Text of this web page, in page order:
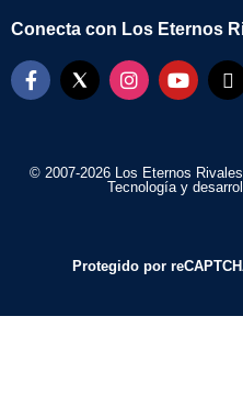
Conecta con Los Eternos
© 2007-2026 Los Eternos
Tecnología y
Protegido por